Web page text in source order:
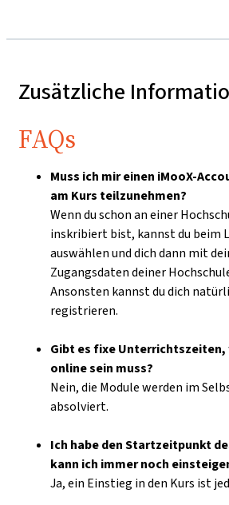
Zusätzliche
FAQs
Muss ich mir einen iMooX-
am Kurs teilzunehmen?
Wenn du schon an einer
inskribiert bist, kannst du beim
auswählen und dich dann mit
Zugangsdaten deiner
Ansonsten kannst du dich
registrieren.
Gibt es fixe Unterrichtszeiten,
online sein muss?
Nein, die Module werden im
absolviert.
Ich habe den Startzeitpunkt
kann ich immer noch
Ja, ein Einstieg in den Kurs ist